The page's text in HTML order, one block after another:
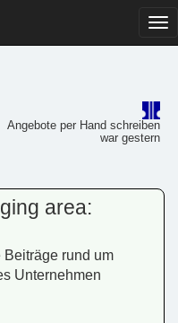
Angebote per Hand schreiben
war gestern
area:
Beiträge rund um
Unternehmen